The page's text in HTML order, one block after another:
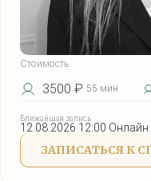
Стоимость
3500 ₽ 55 мин
Ближайшая запись
12.08.2026 12:00 Онлайн
ЗАПИСАТЬСЯ К